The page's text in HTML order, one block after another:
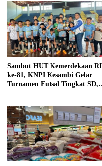
Sambut HUT Kemerdekaan RI
ke-81, KNPI Kesambi Gelar
Turnamen Futsal Tingkat SD,